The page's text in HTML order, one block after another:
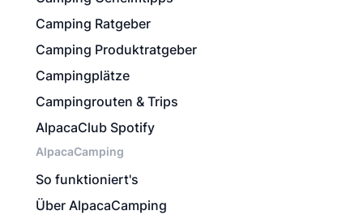
Camping Ratgeber
Camping Produktratgeber
Campingplätze
Campingrouten & Trips
AlpacaClub Spotify
AlpacaCamping
So funktioniert's
Über AlpacaCamping